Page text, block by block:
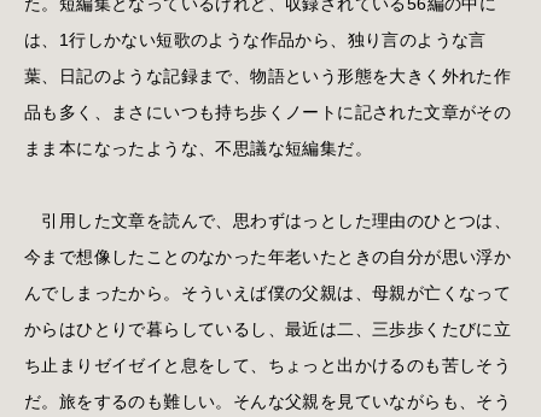
は、1行しかない短歌のような作品から、独り言のような言
葉、日記のような記録まで、物語という形態を大きく外れた作
品も多く、まさにいつも持ち歩くノートに記された文章がその
まま本になったような、不思議な短編集だ。
引用した文章を読んで、思わずはっとした理由のひとつは、
今まで想像したことのなかった年老いたときの自分が思い浮か
んでしまったから。そういえば僕の父親は、母親が亡くなって
からはひとりで暮らしているし、最近は二、三歩歩くたびに立
ち止まりゼイゼイと息をして、ちょっと出かけるのも苦しそう
だ。旅をするのも難しい。そんな父親を見ていながらも、そう